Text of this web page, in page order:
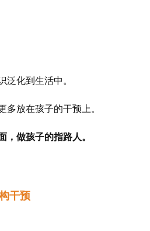
化到生活中。
放在孩子的干预上。
做孩子的指路人。
干预